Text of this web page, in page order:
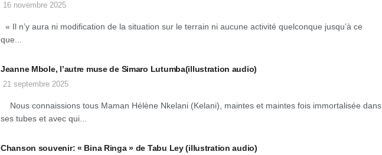
16 novembre 2025
« Il n’y aura ni modification de la situation sur le terrain ni aucune activité quelconque jusqu’à ce
que...
Jeanne Mbole, l’autre muse de Simaro Lutumba(illustration audio)
21 septembre 2025
Nous connaissions tous Maman Hélène Nkelani (Kelani), maintes et maintes fois immortalisée dans
ses tubes et avec qui...
Chanson souvenir: « Bina Ringa » de Tabu Ley (illustration audio)